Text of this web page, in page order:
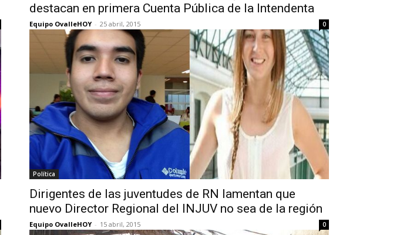
destacan en primera Cuenta Pública de la Intendenta
Equipo OvalleHOY - 25 abril, 2015 0
Política
Dirigentes de las juventudes de RN lamentan que
nuevo Director Regional del INJUV no sea de la región
Equipo OvalleHOY - 15 abril, 2015 0